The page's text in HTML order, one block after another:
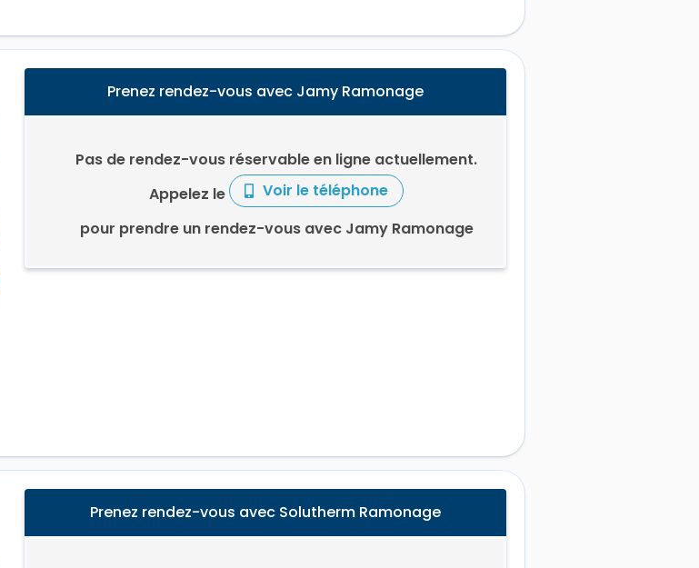
Prenez rendez-vous avec Jamy Ramonage
Pas de rendez-vous réservable en ligne actuellement.
Appelez le
Voir le téléphone
pour prendre un rendez-vous avec Jamy Ramonage
Prenez rendez-vous avec Solutherm Ramonage